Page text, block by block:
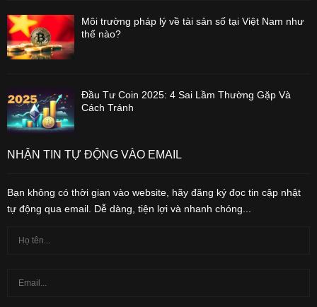
Môi trường pháp lý về tài sản số tại Việt Nam như
thế nào?
Đầu Tư Coin 2025: 4 Sai Lầm Thường Gặp Và
Cách Tránh
NHẬN TIN TỰ ĐỘNG VÀO EMAIL
Bạn không có thời gian vào website, hãy đăng ký đọc tin cập nhật
tự động qua email. Dễ dàng, tiện lợi và nhanh chóng...